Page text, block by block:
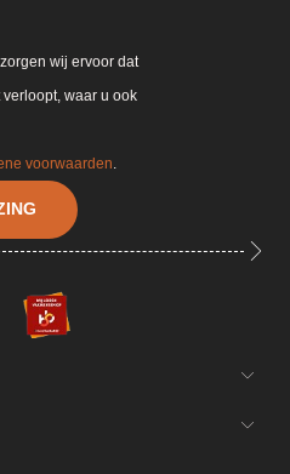
wij ervoor dat
waar u ook
voorwaarden.